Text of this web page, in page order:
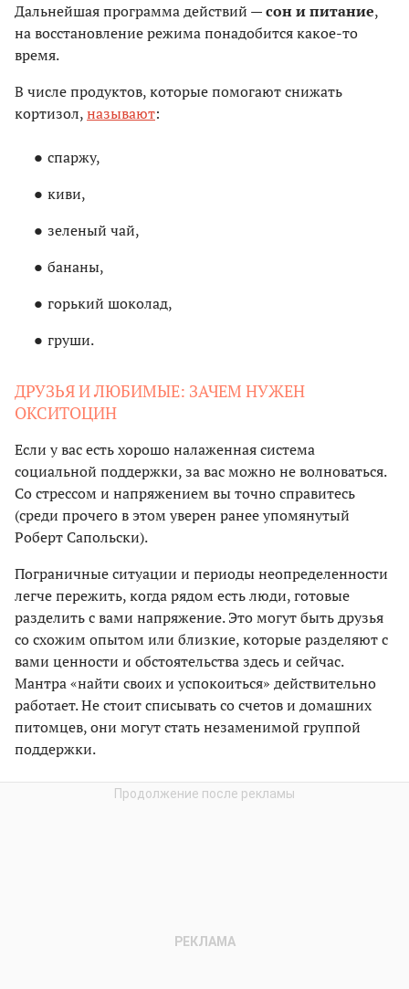
Дальнейшая программа действий —сон и питание,
на восстановление режима понадобится какое-то
время.
В числе продуктов, которые помогают снижать
кортизол,называют:
спаржу,
киви,
зеленый чай,
бананы,
горький шоколад,
груши.
ДРУЗЬЯ И ЛЮБИМЫЕ: ЗАЧЕМ НУЖЕН
ОКСИТОЦИН
Если у вас есть хорошо налаженная система
социальной поддержки, за вас можно не волноваться.
Со стрессом и напряжением вы точно справитесь
(среди прочего в этом уверен ранее упомянутый
Роберт Сапольски).
Пограничные ситуации и периоды неопределенности
легче пережить, когда рядом есть люди, готовые
разделить с вами напряжение. Это могут быть друзья
со схожим опытом или близкие, которые разделяют с
вами ценности и обстоятельства здесь и сейчас.
Мантра «найти своих и успокоиться» действительно
работает. Не стоит списывать со счетов и домашних
питомцев, они могут стать незаменимой группой
поддержки.